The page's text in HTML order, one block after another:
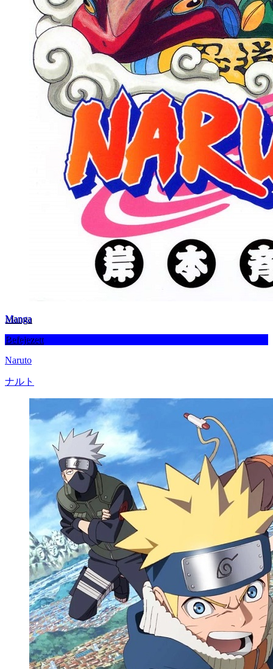
Manga
Befejezett
Naruto
ナルト